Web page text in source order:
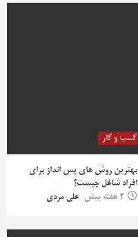
کسب و کار
بهترین روش‌ های پس‌ انداز برای
افراد شاغل چیست؟
2 هفته پیش
علی مردی